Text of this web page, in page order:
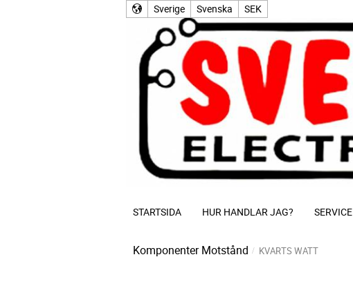
Sverige Svenska SEK
STARTSIDA HUR HANDLAR JAG? SERVICE
Komponenter Motstånd KVARTS WATT